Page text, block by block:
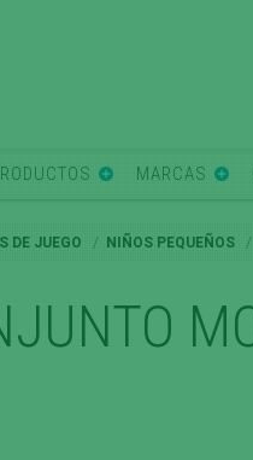
MARCAS
DE JUEGO NIÑOS PEQUEÑOS